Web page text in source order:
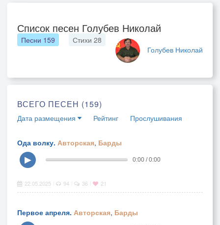
Список песен Голубев Николай
Голубев Николай
Песни 159 Стихи 28
ВСЕГО ПЕСЕН (159)
Дата размещения Рейтинг Прослушивания
Ода волку. Авторская, Барды
▶
0:00 / 0:00
22.05.2025 94 36 21
Первое апреля. Авторская, Барды